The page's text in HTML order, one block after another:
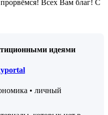
прорвёмся! Всех Вам благ! С
идеями
• личный